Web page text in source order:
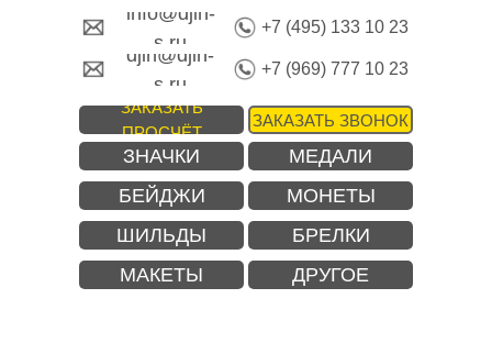
ЗАКАЗАТЬ
ПРОСЧЁТ
+7 (969) 777 10 23
+7 (495) 133 10 23
ЗАКАЗАТЬ ЗВОНОК
ЗНАЧКИ МЕДАЛИ
ШИЛЬДЫ БРЕЛКИ
БЕЙДЖИ МОНЕТЫ
info@djin-
s.ru
djin@djin-
s.ru
МАКЕТЫ ДРУГОЕ